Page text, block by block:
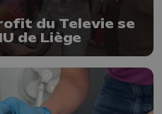
du Televie se
de Liège